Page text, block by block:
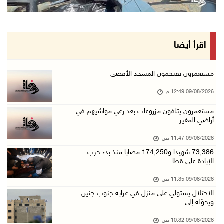
"فتح" تنعي القائد الوطنيّ السفير دياب اللوح
الرئيس ينعى سفير فلسطين لدى مصر القائد الوطني ...
وفاة سفير فلسطين لدى مصر القائد الوطني دياب ا ...
09/آب/2026 10:42 ص
09/آب/2026 10:32 ص
الاحتلال يقتحم مدينة نابلس
09/آب/2026 10:20 ص
09/آب/2026 10:19 ص
وفاة شابة متأثرة بإصابتها جراء حادث سير قرب ج ...
اقرأ أيضا
مستعمرون يقتحمون المسجد الأقصى
09/08/2026 12:49 م
مستعمرون يتلفون مزروعات بعد رعي مواشيهم في
أراضي المغير
09/08/2026 11:47 ص
73,386 شهيدا و174,250 مصابا منذ بدء حرب
الإبادة على قطا
09/08/2026 11:35 ص
الاحتلال يستولي على منزل في عرابة جنوب جنين
ويحوّله إلى
09/08/2026 10:32 ص